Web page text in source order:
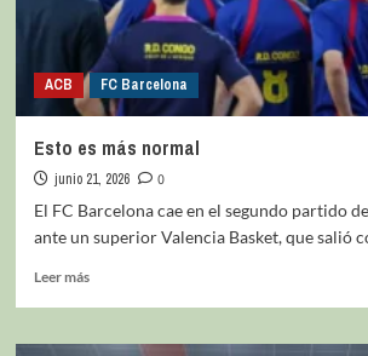
ACB FC Barcelona
Esto es más normal
junio 21, 2026
0
El FC Barcelona cae en el segundo partido
ante un superior Valencia Basket, que salió
Leer más